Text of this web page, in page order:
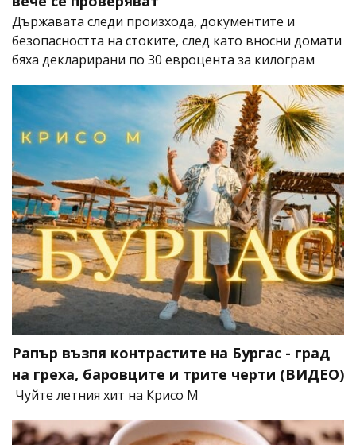
Държавата следи произхода, документите и
безопасността на стоките, след като вносни домати
бяха декларирани по 30 евроцента за килограм
Рапър възпя контрастите на Бургас - град
на греха, баровците и трите черти (ВИДЕО)
Чуйте летния хит на Крисо М